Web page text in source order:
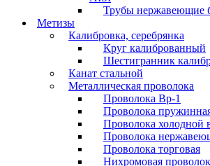
Трубы нержавеющие
Метизы
Калибровка, серебрянка
Круг калиброванный
Шестигранник
Канат стальной
Металлическая проволока
Проволока Вр-1
Проволока
Проволока холодной
Проволока
Проволока торговая
Нихромовая